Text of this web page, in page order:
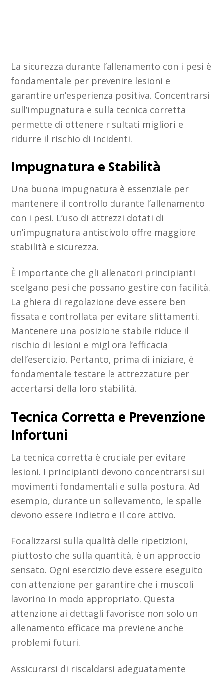
La sicurezza durante l’allenamento con i pesi è
fondamentale per prevenire lesioni e
garantire un’esperienza positiva. Concentrarsi
sull’impugnatura e sulla tecnica corretta
permette di ottenere risultati migliori e
ridurre il rischio di incidenti.
Impugnatura e Stabilità
Una buona impugnatura è essenziale per
mantenere il controllo durante l’allenamento
con i pesi. L’uso di attrezzi dotati di
un’impugnatura antiscivolo offre maggiore
stabilità e sicurezza.
È importante che gli allenatori principianti
scelgano pesi che possano gestire con facilità.
La ghiera di regolazione deve essere ben
fissata e controllata per evitare slittamenti.
Mantenere una posizione stabile riduce il
rischio di lesioni e migliora l’efficacia
dell’esercizio. Pertanto, prima di iniziare, è
fondamentale testare le attrezzature per
accertarsi della loro stabilità.
Tecnica Corretta e Prevenzione
Infortuni
La tecnica corretta è cruciale per evitare
lesioni. I principianti devono concentrarsi sui
movimenti fondamentali e sulla postura. Ad
esempio, durante un sollevamento, le spalle
devono essere indietro e il core attivo.
Focalizzarsi sulla qualità delle ripetizioni,
piuttosto che sulla quantità, è un approccio
sensato. Ogni esercizio deve essere eseguito
con attenzione per garantire che i muscoli
lavorino in modo appropriato. Questa
attenzione ai dettagli favorisce non solo un
allenamento efficace ma previene anche
problemi futuri.
Assicurarsi di riscaldarsi adeguatamente